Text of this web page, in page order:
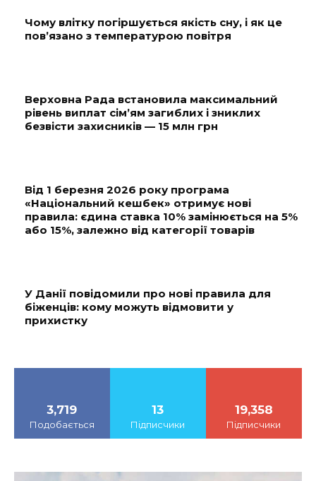
Чому влітку погіршується якість сну, і як це
пов’язано з температурою повітря
Верховна Рада встановила максимальний
рівень виплат сім’ям загиблих і зниклих
безвісти захисників — 15 млн грн
Від 1 березня 2026 року програма
«Національний кешбек» отримує нові
правила: єдина ставка 10% замінюється на 5%
або 15%, залежно від категорії товарів
У Данії повідомили про нові правила для
біженців: кому можуть відмовити у
прихистку
3,719
Подобається
13
Підписчики
19,358
Підписчики